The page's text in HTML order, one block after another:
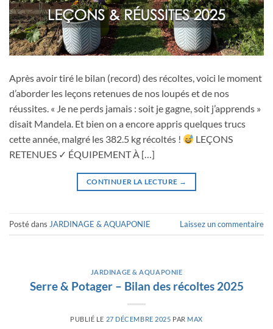
Après avoir tiré le bilan (record) des récoltes, voici le moment
d’aborder les leçons retenues de nos loupés et de nos
réussites. « Je ne perds jamais : soit je gagne, soit j’apprends »
disait Mandela. Et bien on a encore appris quelques trucs
cette année, malgré les 382.5 kg récoltés !
LEÇONS
RETENUES ✓ ÉQUIPEMENT À […]
CONTINUER LA LECTURE →
Posté dans JARDINAGE & AQUAPONIE Laissez un commentaire
JARDINAGE & AQUAPONIE
Serre & Potager – Bilan des récoltes 2025
PUBLIÉ LE 27 DÉCEMBRE 2025 PAR MAX